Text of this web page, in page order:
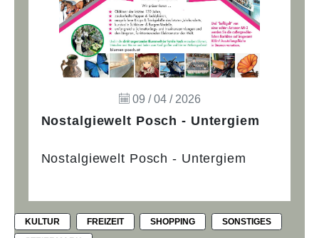
09 / 04 / 2026
Nostalgiewelt Posch - Untergiem
Nostalgiewelt Posch - Untergiem
KULTUR FREIZEIT SHOPPING
SONSTIGES